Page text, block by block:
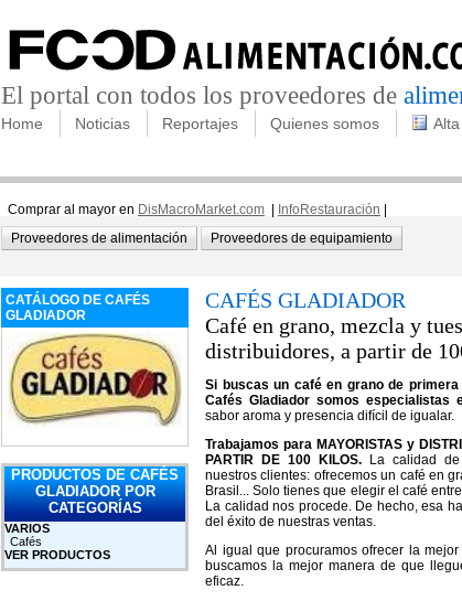
El portal con todos los proveedores de
Home Noticias Reportajes Quienes somos
Comprar al mayor en DisMacroMarket.com InfoRestauración
Proveedores de alimentación
Proveedores de equipamiento
CATÁLOGO DE CAFÉS
GLADIADOR
PRODUCTOS DE CAFÉS
GLADIADOR POR
CATEGORÍAS
VARIOS
Cafés
VER PRODUCTOS
CAFÉS GLADIADOR
Café en grano, mezcla y
distribuidores, a partir de
Si buscas un café en grano de
Cafés Gladiador somos
sabor aroma y presencia difícil de igualar.
Trabajamos para MAYORISTAS y
PARTIR DE 100 KILOS.
La calidad
nuestros clientes: ofrecemos un café en
Brasil... Solo tienes que elegir el café
La calidad nos procede. De hecho, esa
del éxito de nuestras ventas.
Al igual que procuramos ofrecer la
buscamos la mejor manera de que
eficaz.